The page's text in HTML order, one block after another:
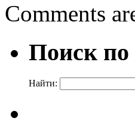
Comments
Поиск по
Найти: